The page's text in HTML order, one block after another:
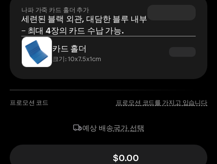
나파 가죽 카드 홀더 추가
세련된 블랙 외관, 대담한 블루 내부
– 최대 4장의 카드 수납 가능.
카드 홀더
크기: 10x7.5x1cm
프로모션 코드 프로모션 코드를 가지고 있습니다
예상 배송국가 선택
$0.00